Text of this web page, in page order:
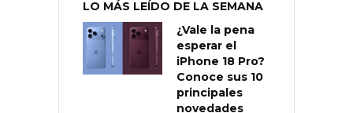
LO MÁS LEÍDO DE LA SEMANA
¿Vale la pena
esperar el
iPhone 18 Pro?
Conoce sus 10
principales
novedades